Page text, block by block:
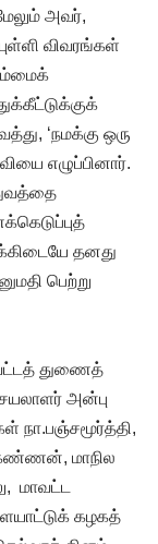
அவர்,
விவரங்கள்
‘நமக்கு ஒரு
எழுப்பினார்.
தனது
பெற்று
துணைத்
அன்பு
நா.பஞ்சமூர்த்தி,
மாநில
மாவட்ட
கழகத்